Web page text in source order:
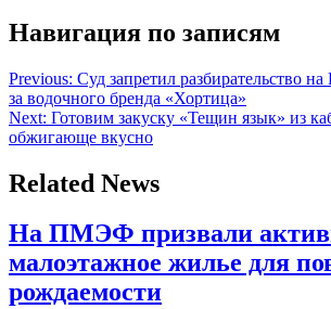
Навигация по записям
Previous: Суд запретил разбирательство
за водочного бренда «Хортица»
Next: Готовим закуску «Тещин язык» из
обжигающе вкусно
Related News
На ПМЭФ призвали
малоэтажное жилье для
рождаемости